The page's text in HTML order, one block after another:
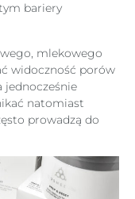
bariery
mlekowego
widoczność porów
jednocześnie
natomiast
prowadzą do